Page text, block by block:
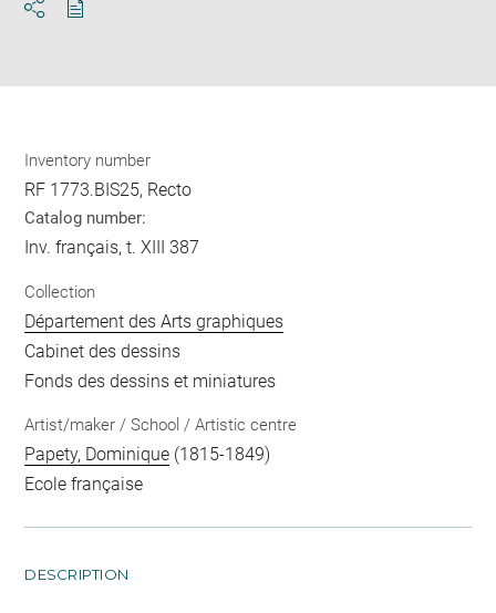
Inventory number
RF 1773.BIS25, Recto
Catalog number:
Inv. français, t. XIII 387
Collection
Département des Arts graphiques
Cabinet des dessins
Fonds des dessins et miniatures
Artist/maker / School / Artistic centre
Papety, Dominique (1815-1849)
Ecole française
DESCRIPTION